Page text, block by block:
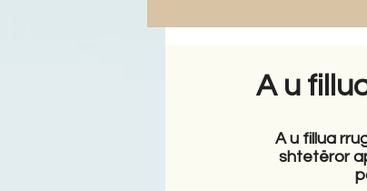
Poezi
A u
A u fillua
shtetëror